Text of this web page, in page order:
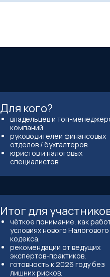
Для кого?
владельцев и топ-
компаний
руководителей финансовых
отделов / бухгалтеров
юристов и налоговых
специалистов
Итог для
чёткое понимание, как
условиях нового Налогового
кодекса,
рекомендации от ведущих
экспертов-практиков,
готовность к 2026 году без
лишних рисков.